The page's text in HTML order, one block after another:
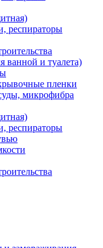
респираторы
ванной и туалета)
пленки
микрофибра
респираторы